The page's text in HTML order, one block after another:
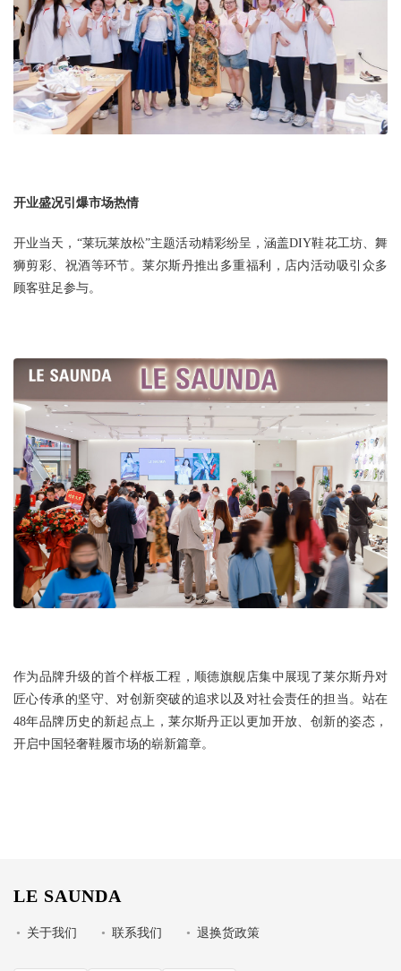
开业盛况引爆市场热情
开业当天，“莱玩莱放松”主题活动精彩纷呈，涵盖DIY鞋花工坊、舞
狮剪彩、祝酒等环节。莱尔斯丹推出多重福利，店内活动吸引众多
顾客驻足参与。
作为品牌升级的首个样板工程，顺德旗舰店集中展现了莱尔斯丹对
匠心传承的坚守、对创新突破的追求以及对社会责任的担当。站在
48年品牌历史的新起点上，莱尔斯丹正以更加开放、创新的姿态，
开启中国轻奢鞋履市场的崭新篇章。
LE SAUNDA
• 关于我们 • 联系我们 • 退换货政策